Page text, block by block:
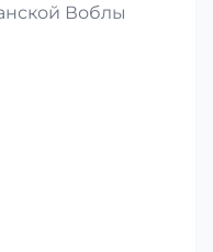
Воблы